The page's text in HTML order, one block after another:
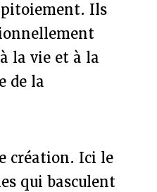
Ils
la vie et à la
de la
création. Ici le
qui basculent